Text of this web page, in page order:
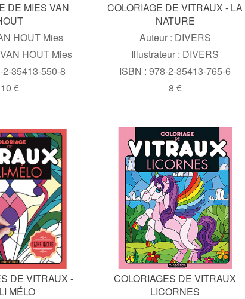
DE MIES VAN
HOUT Mies
HOUT Mies
35413-550-8
10 €
COLORIAGE DE VITRAUX - LA
NATURE
Auteur : DIVERS
Illustrateur : DIVERS
ISBN : 978-2-35413-765-6
8 €
DE VITRAUX -
MÉLO
COLORIAGES DE VITRAUX
LICORNES